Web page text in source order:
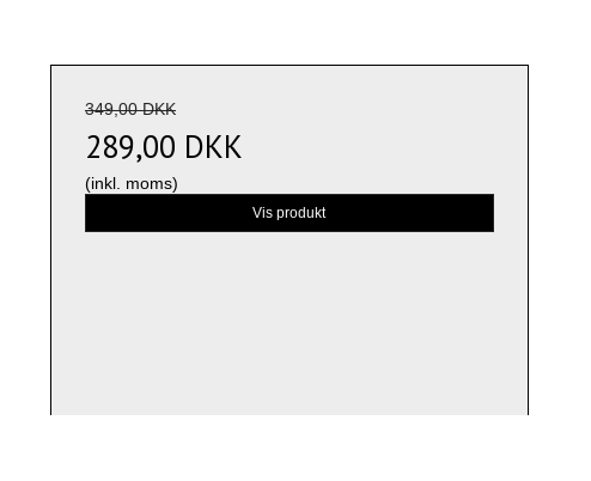
349,00 DKK
289,00 DKK
(inkl. moms)
Vis produkt